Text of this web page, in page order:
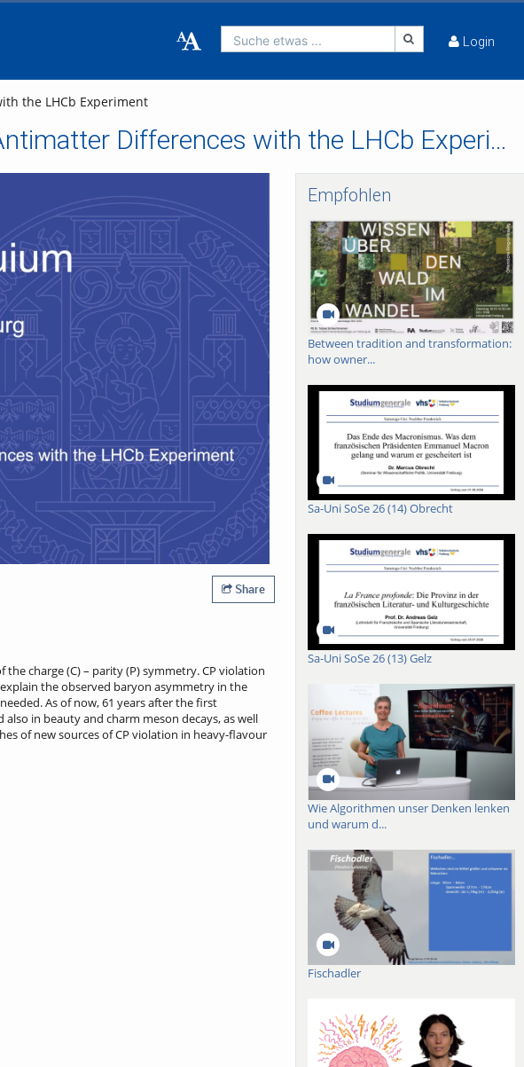
Suche etwas ... Login
the LHCb Experiment
Precision Measurements of Matter - Antimatter Differences with the LHCb Experiment
abspielen
Share
charge (C) – parity (P) symmetry. CP violation
the observed baryon asymmetry in the
As of now, 61 years after the first
in beauty and charm meson decays, as well
of new sources of CP violation in heavy-flavour
Empfohlen
Between tradition and transformation:
how owner...
Sa-Uni SoSe 26 (14) Obrecht
Sa-Uni SoSe 26 (13) Gelz
Wie Algorithmen unser Denken lenken
und warum d...
Fischadler